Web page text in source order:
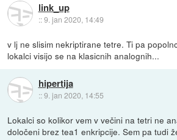
link_up
::9. jan 2020, 14:49
v lj ne slisim nekriptirane tetre. Ti pa
lokalci visijo se na klasicnih analognih...
hipertija
::9. jan 2020, 14:55
Lokalci so kolikor vem v večini na tetri ne
določeni brez tea1 enkripcije. Sem pa tudi